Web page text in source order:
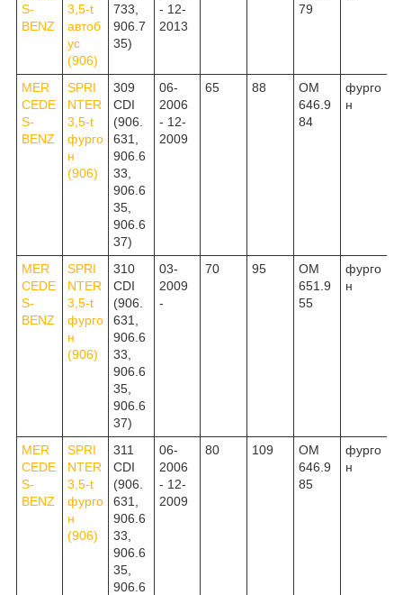
S-
BENZ
3,5-t
автоб
ус
(906)
733,
906.7
35)
- 12-
2013
79
MER
CEDE
S-
BENZ
SPRI
NTER
3,5-t
фурго
н
(906)
309
CDI
(906.
631,
906.6
33,
906.6
35,
906.6
37)
06-
2006
- 12-
2009
65 88
OM
646.9
84
фурго
н
MER
CEDE
S-
BENZ
SPRI
NTER
3,5-t
фурго
н
(906)
310
CDI
(906.
631,
906.6
33,
906.6
35,
906.6
37)
03-
2009
-
70 95
OM
651.9
55
фурго
н
MER
CEDE
S-
BENZ
SPRI
NTER
3,5-t
фурго
н
(906)
311
CDI
(906.
631,
906.6
33,
906.6
35,
906.6
06-
2006
- 12-
2009
80 109
OM
646.9
85
фурго
н